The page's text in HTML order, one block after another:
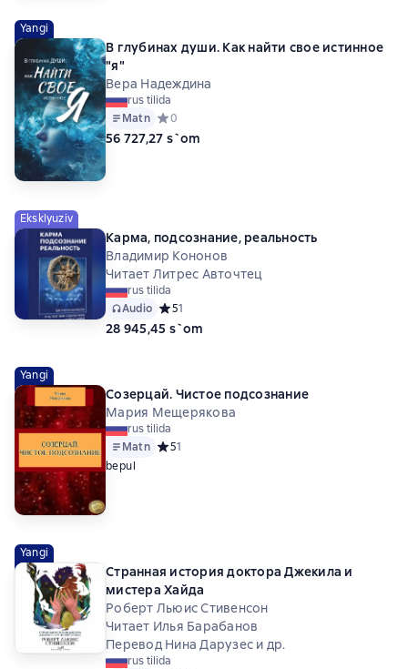
Yangi
В глубинах души. Как найти свое истинное
"я"
Вера Надеждина
rus tilida
Matn Средний рейтинг 0 на основе 0 оценок
0
56 727,27 s`om
Eksklyuziv
Карма, подсознание, реальность
Владимир Кононов
Читает Литрес Авточтец
rus tilida
Audio Средний рейтинг 5 на основе 1 оценок
51
28 945,45 s`om
Yangi
Созерцай. Чистое подсознание
Мария Мещерякова
rus tilida
Matn Средний рейтинг 5 на основе 1 оценок
51
bepul
Yangi
Странная история доктора Джекила и
мистера Хайда
Роберт Льюис Стивенсон
Читает Илья Барабанов
Перевод Нина Дарузес и др.
rus tilida